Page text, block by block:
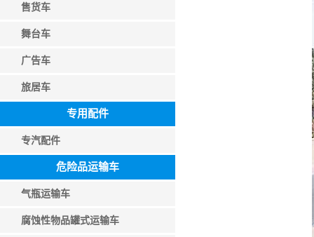
售货车
舞台车
广告车
旅居车
专用配件
专汽配件
危险品运输车
气瓶运输车
腐蚀性物品罐式运输车